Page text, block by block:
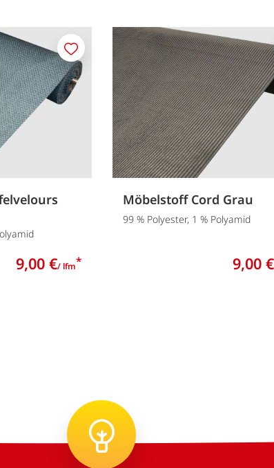
9,00 €/ lfm*
Merken
Möbelstoff Cord Grau
99 % Polyester, 1 % Polyamid
9,00 €